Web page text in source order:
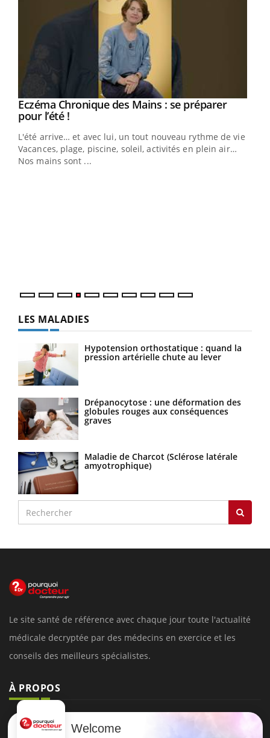
Youtube
Eczéma Chronique des Mains : se préparer
pour l’été !Youtube
L'été arrive… et avec lui, un tout nouveau rythme de vie !
Vacances, plage, piscine, soleil, activités en plein air…
Nos mains sont ...
LES MALADIES
Hypotension orthostatique : quand la
pression artérielle chute au lever
Drépanocytose : une déformation des
globules rouges aux conséquences
graves
Maladie de Charcot (Sclérose latérale
amyotrophique)
Le site santé de référence avec chaque jour toute l'actualité
médicale decryptée par des médecins en exercice et les
conseils des meilleurs spécialistes.
À PROPOS
Données personnelles et cookies
Welcome